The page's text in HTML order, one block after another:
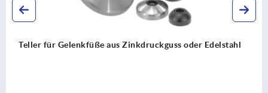
oder Edelstahl Teller für Stellfüße aus